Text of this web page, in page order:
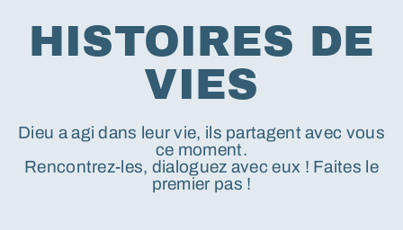
HISTOIRES DE
VIES
Dieu a agi dans leur vie, ils partagent avec vous
ce moment.
Rencontrez-les, dialoguez avec eux ! Faites le
premier pas !